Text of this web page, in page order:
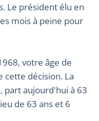
Le président élu en
mois à peine pour
votre âge de
décision. La
part aujourd'hui à 63
de 63 ans et 6